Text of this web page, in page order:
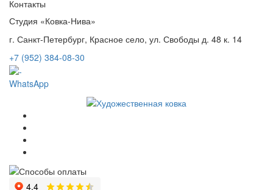
Контакты
Студия «Ковка-Нива»
г. Санкт-Петербург, Красное село, ул. Свободы д. 48 к. 14
+7 (952) 384-08-30
WhatsApp